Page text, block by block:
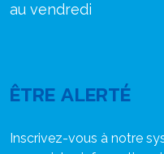
au vendredi
ÊTRE ALERTÉ
Inscrivez-vous à notre